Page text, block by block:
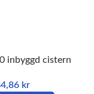
inbyggd cistern
kr